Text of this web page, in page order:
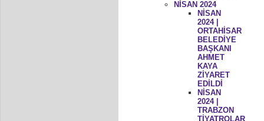
NİSAN 2024
NİSAN
2024 |
ORTAHİSAR
BELEDİYE
BAŞKANI
AHMET
KAYA
ZİYARET
EDİLDİ
NİSAN
2024 |
TRABZON
TİYATROLAR